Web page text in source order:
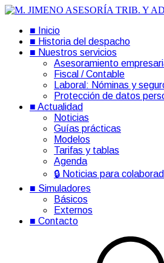
■ Inicio
■ Historia del despacho
■ Nuestros servicios
Asesoramiento
Fiscal / Contable
Laboral: Nóminas y
Protección de datos
■ Actualidad
Noticias
Guías prácticas
Modelos
Tarifas y tablas
Agenda
🔒 Noticias para
■ Simuladores
Básicos
Externos
■ Contacto